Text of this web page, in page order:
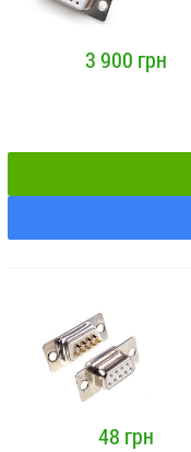
3 900 грн
48 грн